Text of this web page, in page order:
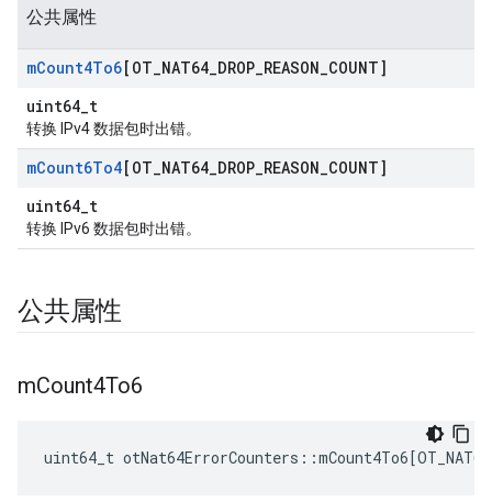
公共属性
mCount4To6[OT NAT64 DROP REASON COUNT]
uint64_t
转换 IPv4 数据包时出错。
mCount6To4[OT NAT64 DROP REASON COUNT]
uint64_t
转换 IPv6 数据包时出错。
公共属性
mCount4To6
uint64_t otNat64ErrorCounters ::mCount4To6[